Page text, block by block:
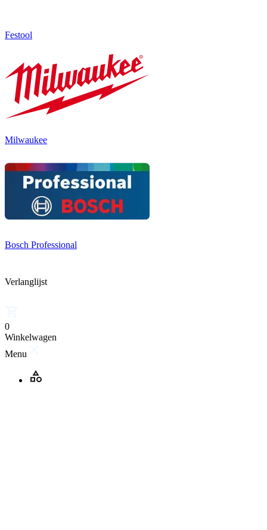
Festool
Milwaukee
Bosch Professional
Verlanglijst
0
Winkelwagen
Menu